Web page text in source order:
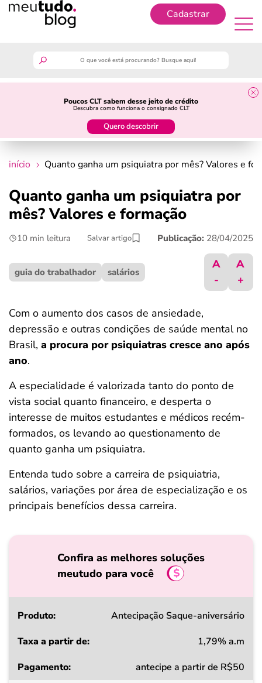
Cadastrar
Poucos CLT sabem desse jeito de crédito
Descubra como funciona o consignado CLT
Quero descobrir
guia do trabalhador
crédito fácil
últimas notícias
ferramentas
início Quanto ganha um psiquiatra por mês? Valores e
Quanto ganha um psiquiatra por
mês? Valores e formação
10 min leitura Salvar artigo Publicação: 28/04/2025
guia do trabalhador salários
A
-
A
+
Com o aumento dos casos de ansiedade,
depressão e outras condições de saúde mental no
Brasil, a procura por psiquiatras cresce ano após
ano.
A especialidade é valorizada tanto do ponto de
vista social quanto financeiro, e desperta o
interesse de muitos estudantes e médicos recém-
formados, os levando ao questionamento de
quanto ganha um psiquiatra.
Entenda tudo sobre a carreira de psiquiatria,
salários, variações por área de especialização e os
principais benefícios dessa carreira.
Confira as melhores soluções
meutudo para você
Produto
a
Antecipação Saque-aniversário
1,79% a.m
antecipe a partir de R$50